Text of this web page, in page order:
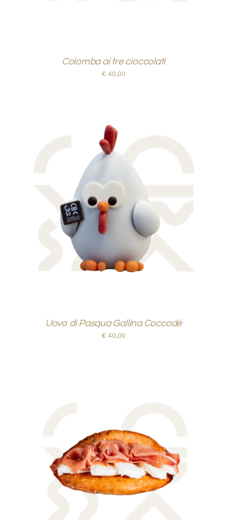
Colomba ai tre cioccolati
€ 40,00
AGGIUNGI AL CARRELLO
DETTAGLI
Uovo di Pasqua Gallina Coccodè
€ 40,00
AGGIUNGI AL CARRELLO
/
DETTAGLI